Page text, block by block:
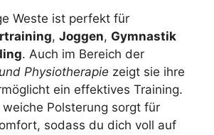
Weste ist perfekt für
, Joggen, Gymnastik
. Auch im Bereich der
Physiotherapie zeigt sie ihre
ein effektives Training.
weiche Polsterung sorgt für
sodass du dich voll auf